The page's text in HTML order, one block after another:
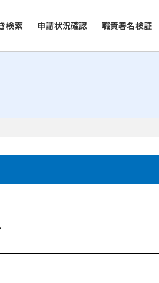
検索 申請状況確認 職責署名検証